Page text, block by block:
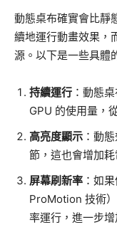
動態桌布確實會比靜
續地運行動畫效果，
源。以下是一些具體
持續運行 ：動態
GPU 的使用量，
高亮度顯示 ：動
節，這也會增加耗
屏幕刷新率 ：如
ProMotion 技術
率運行，進一步增